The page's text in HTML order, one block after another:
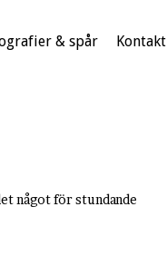
& spår Kontakt
något för stundande